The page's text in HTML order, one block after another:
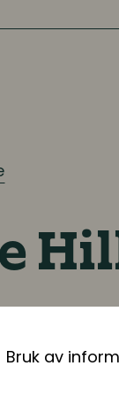
Bruk av
hvor hun
for både